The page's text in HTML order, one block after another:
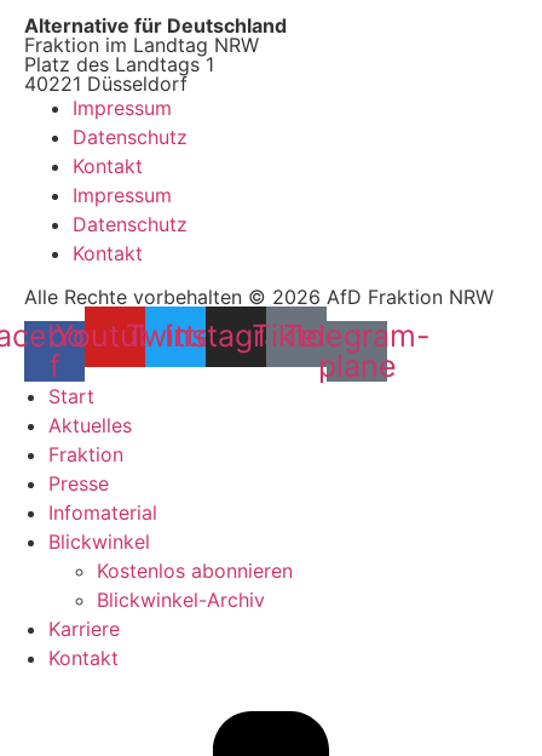
Alternative für Deutschland
Fraktion im Landtag NRW
Platz des Landtags 1
40221 Düsseldorf
Impressum
Datenschutz
Kontakt
Impressum
Datenschutz
Kontakt
Alle Rechte vorbehalten © 2026 AfD Fraktion NRW
f
YoutubeTwitter
Instagram
Tiktok
Telegram-
plane
Start
Aktuelles
Fraktion
Presse
Infomaterial
Blickwinkel
Kostenlos abonnieren
Blickwinkel-Archiv
Karriere
Kontakt